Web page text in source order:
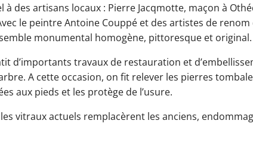
des artisans locaux : Pierre Jacqmotte, maçon à
le peintre Antoine Couppé et des artistes de
monumental homogène, pittoresque et original.
d’importants travaux de restauration et
A cette occasion, on fit relever les pierres
aux pieds et les protège de l’usure.
vitraux actuels remplacèrent les anciens,